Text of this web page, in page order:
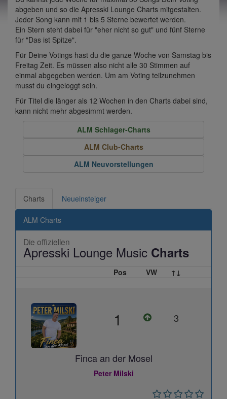
abgeben und so die Apresski Lounge Charts mitgestalten.
Jeder Song kann mit 1 bis 5 Sterne bewertet werden.
Ein Stern steht dabei für "eher nicht so gut" und fünf Sterne
für "Das ist Spitze".
Für Deine Votings hast du die ganze Woche von Samstag bis
Freitag Zeit. Es müssen also nicht alle 30 Stimmen auf
einmal abgegeben werden. Um am Voting teilzunehmen
musst du eingeloggt sein.
Für Titel die länger als 12 Wochen in den Charts dabei sind,
kann nicht mehr abgesimmt werden.
ALM Schlager-Charts
ALM Club-Charts
ALM Neuvorstellungen
Charts Neueinsteiger
ALM Charts
Die offiziellen
Apresski Lounge Music Charts
Pos VW ↑↓
1 3
Finca an der Mosel
Peter Milski